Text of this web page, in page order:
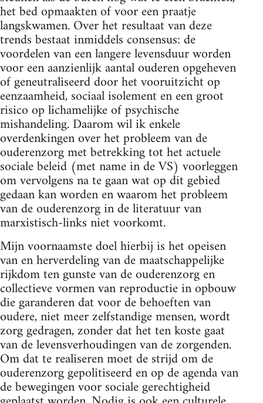
het bed opmaakten of voor een praatje
langskwamen. Over het resultaat van deze
trends bestaat inmiddels consensus: de
voordelen van een langere levensduur worden
voor een aanzienlijk aantal ouderen opgeheven
of geneutraliseerd door het vooruitzicht op
eenzaamheid, sociaal isolement en een groot
risico op lichamelijke of psychische
mishandeling. Daarom wil ik enkele
overdenkingen over het probleem van de
ouderenzorg met betrekking tot het actuele
sociale beleid (met name in de VS) voorleggen
om vervolgens na te gaan wat op dit gebied
gedaan kan worden en waarom het probleem
van de ouderenzorg in de literatuur van
marxistisch-links niet voorkomt.
Mijn voornaamste doel hierbij is het opeisen
van en herverdeling van de maatschappelijke
rijkdom ten gunste van de ouderenzorg en
collectieve vormen van reproductie in opbouw
die garanderen dat voor de behoeften van
oudere, niet meer zelfstandige mensen, wordt
zorg gedragen, zonder dat het ten koste gaat
van de levensverhoudingen van de zorgenden.
Om dat te realiseren moet de strijd om de
ouderenzorg gepolitiseerd en op de agenda van
de bewegingen voor sociale gerechtigheid